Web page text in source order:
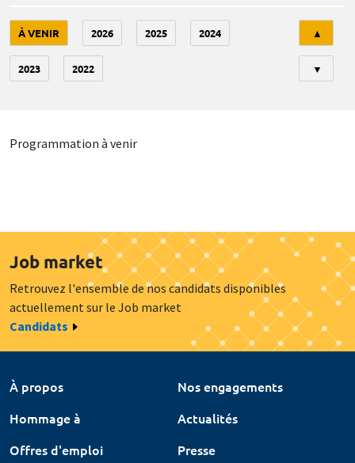
À VENIR 2026 2025 2024
2023 2022
▲
▼
Programmation à venir
Job market
Retrouvez l'ensemble de nos candidats disponibles
actuellement sur le Job market
Candidats
À propos
Nos engagements
Hommage à
Actualités
Offres d'emploi
Presse